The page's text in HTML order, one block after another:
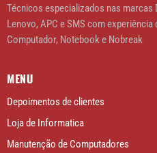
Técnicos especializados nas marcas
Lenovo, APC e SMS com experiência
Computador, Notebook e Nobreak
MENU
Depoimentos de clientes
Loja de Informatica
Manutenção de Computadores